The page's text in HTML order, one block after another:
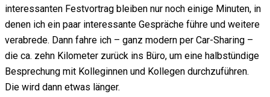
interessanten Festvortrag bleiben nur noch einige Minuten, in
denen ich ein paar interessante Gespräche führe und weitere
verabrede. Dann fahre ich – ganz modern per Car-Sharing –
die ca. zehn Kilometer zurück ins Büro, um eine halbstündige
Besprechung mit Kolleginnen und Kollegen durchzuführen.
Die wird dann etwas länger.